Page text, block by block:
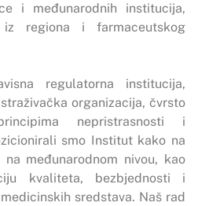
i međunarodnih institucija,
regiona i farmaceutskog
regulatorna institucija,
organizacija, čvrsto
nepristrasnosti i
smo Institut kako na
međunarodnom nivou, kao
kvaliteta, bezbjednosti i
sredstava. Naš rad